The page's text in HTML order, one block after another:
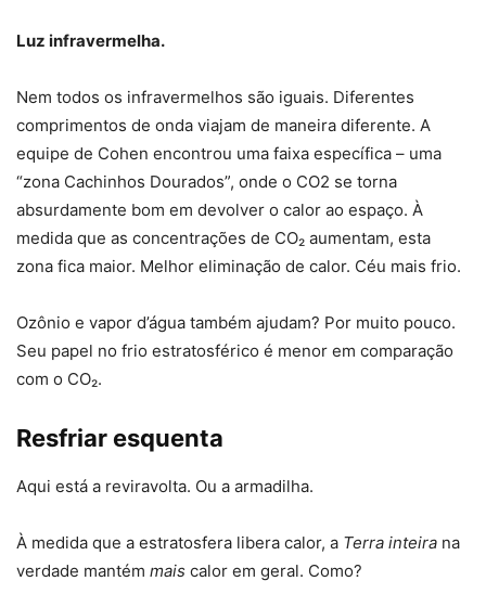
Luz infravermelha.
Nem todos os infravermelhos são iguais. Diferentes
comprimentos de onda viajam de maneira diferente. A
equipe de Cohen encontrou uma faixa específica – uma
“zona Cachinhos Dourados”, onde o CO2 se torna
absurdamente bom em devolver o calor ao espaço. À
medida que as concentrações de CO₂ aumentam, esta
zona fica maior. Melhor eliminação de calor. Céu mais frio.
Ozônio e vapor d’água também ajudam? Por muito pouco.
Seu papel no frio estratosférico é menor em comparação
com o CO₂.
Resfriar esquenta
Aqui está a reviravolta. Ou a armadilha.
À medida que a estratosfera libera calor, a Terra inteira na
verdade mantém mais calor em geral. Como?